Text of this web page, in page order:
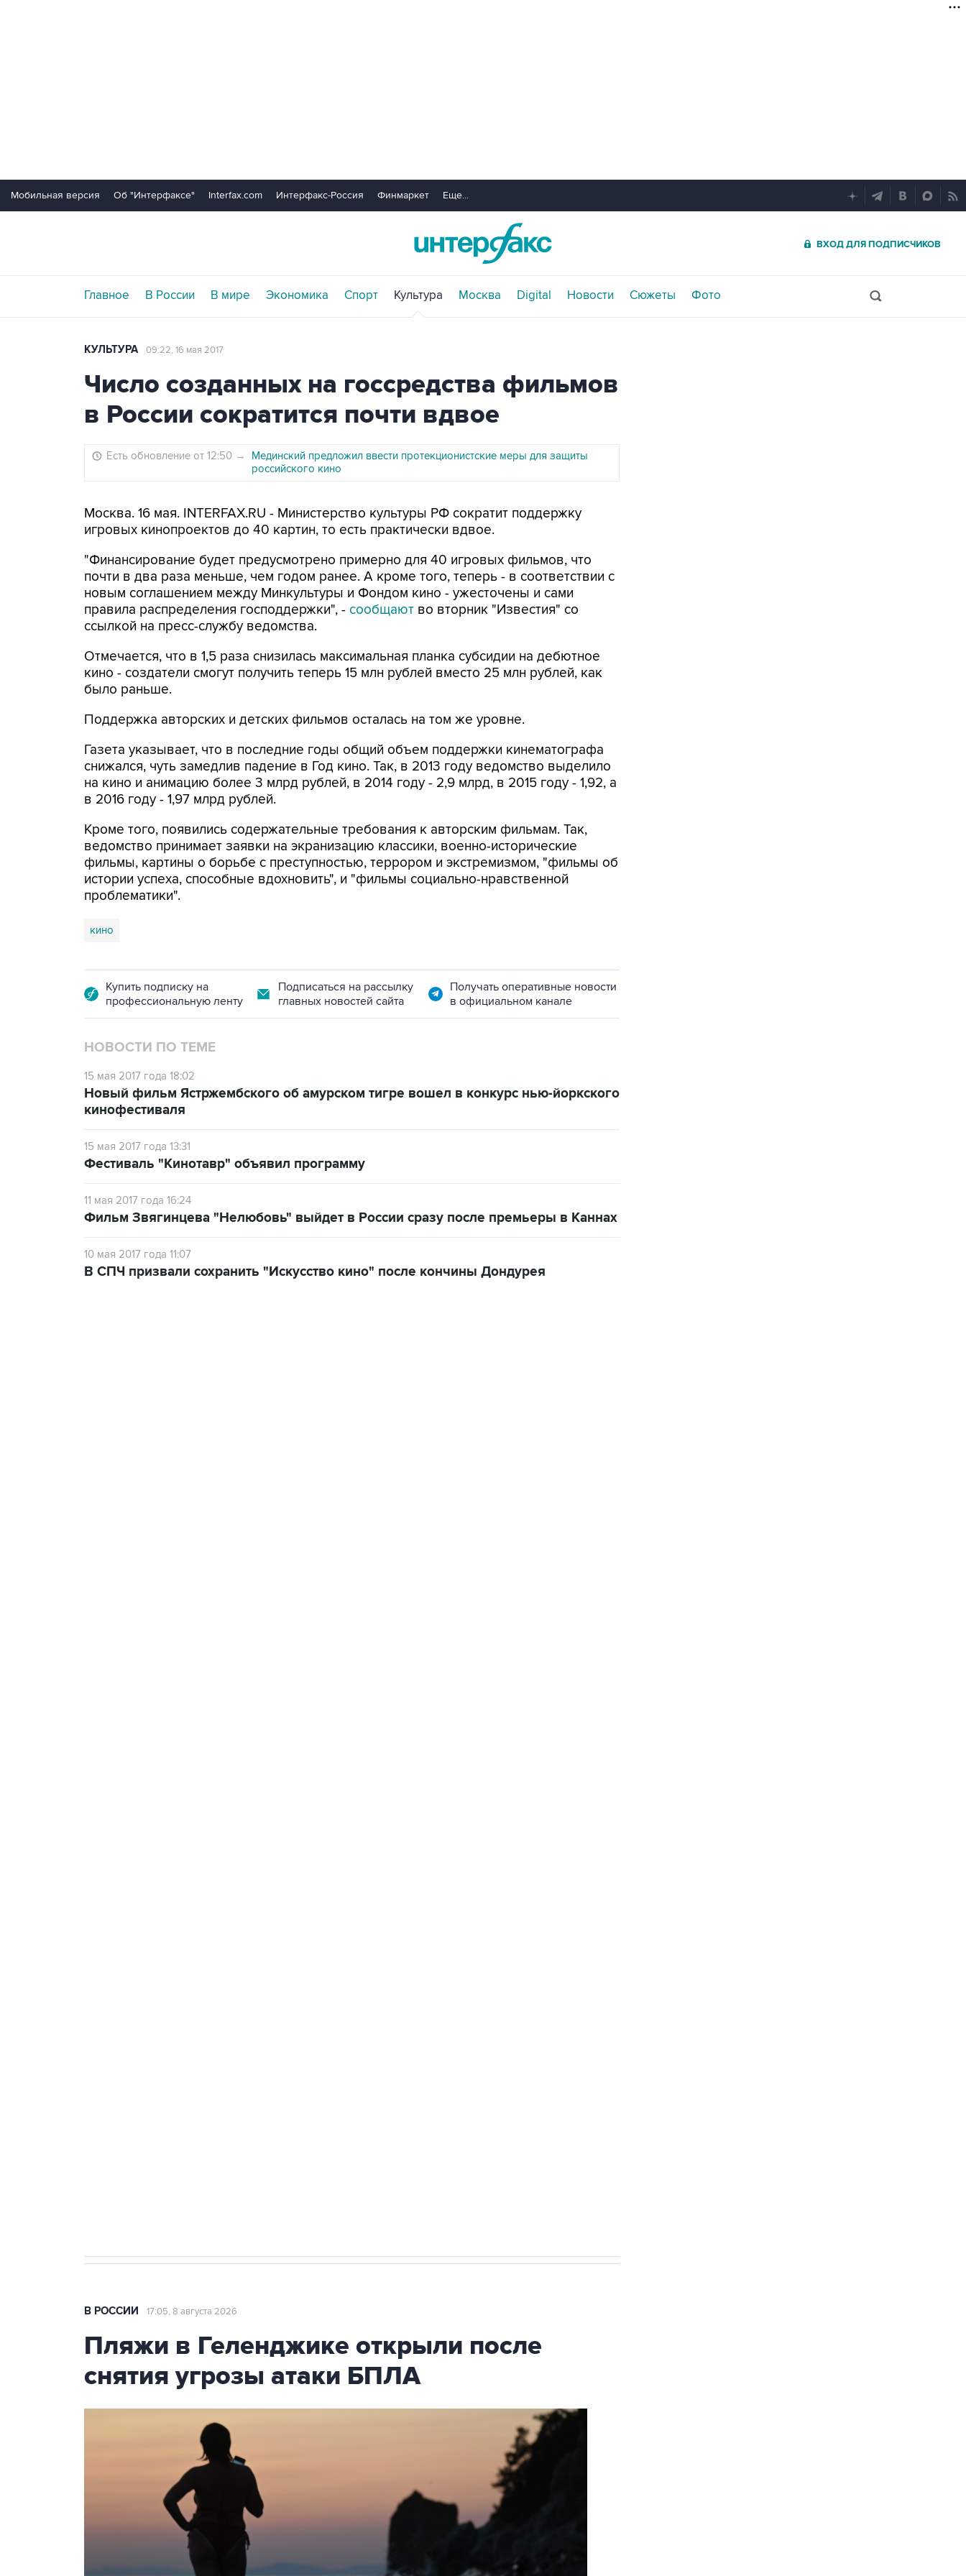
Мобильная версия Об "Интерфаксе" Interfax.com Интерфакс-Россия Финмаркет Еще...
ВХОД ДЛЯ ПОДПИСЧИКОВ
Главное В России В мире Экономика Спорт Культура Москва Digital Новости Сюжеты Фото
КУЛЬТУРА 09:22, 16 мая 2017
Число созданных на госсредства фильмов
в России сократится почти вдвое
Есть обновление от 12:50 →
Мединский предложил ввести протекционистские меры для защиты
российского кино
Москва. 16 мая. INTERFAX.RU - Министерство культуры РФ сократит поддержку
игровых кинопроектов до 40 картин, то есть практически вдвое.
"Финансирование будет предусмотрено примерно для 40 игровых фильмов, что
почти в два раза меньше, чем годом ранее. А кроме того, теперь - в соответствии с
новым соглашением между Минкультуры и Фондом кино - ужесточены и сами
правила распределения господдержки", - сообщают во вторник "Известия" со
ссылкой на пресс-службу ведомства.
Отмечается, что в 1,5 раза снизилась максимальная планка субсидии на дебютное
кино - создатели смогут получить теперь 15 млн рублей вместо 25 млн рублей, как
было раньше.
Поддержка авторских и детских фильмов осталась на том же уровне.
Газета указывает, что в последние годы общий объем поддержки кинематографа
снижался, чуть замедлив падение в Год кино. Так, в 2013 году ведомство выделило
на кино и анимацию более 3 млрд рублей, в 2014 году - 2,9 млрд, в 2015 году - 1,92, а
в 2016 году - 1,97 млрд рублей.
Кроме того, появились содержательные требования к авторским фильмам. Так,
ведомство принимает заявки на экранизацию классики, военно-исторические
фильмы, картины о борьбе с преступностью, террором и экстремизмом, "фильмы об
истории успеха, способные вдохновить", и "фильмы социально-нравственной
проблематики".
кино
Купить подписку на
профессиональную ленту
Подписаться на рассылку
главных новостей сайта
Получать оперативные новости
в официальном канале
НОВОСТИ ПО ТЕМЕ
15 мая 2017 года 18:02
Новый фильм Ястржембского об амурском тигре вошел в конкурс нью-йоркского
кинофестиваля
15 мая 2017 года 13:31
Фестиваль "Кинотавр" объявил программу
11 мая 2017 года 16:24
Фильм Звягинцева "Нелюбовь" выйдет в России сразу после премьеры в Каннах
10 мая 2017 года 11:07
В СПЧ призвали сохранить "Искусство кино" после кончины Дондурея
В РОССИИ 17:05, 8 августа 2026
Пляжи в Геленджике открыли после
снятия угрозы атаки БПЛА